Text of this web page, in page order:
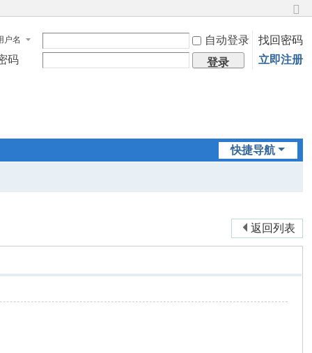
换
到
窄
户名 自动登录
找回密码
码
登录 立即注册
快捷导航
返回列表